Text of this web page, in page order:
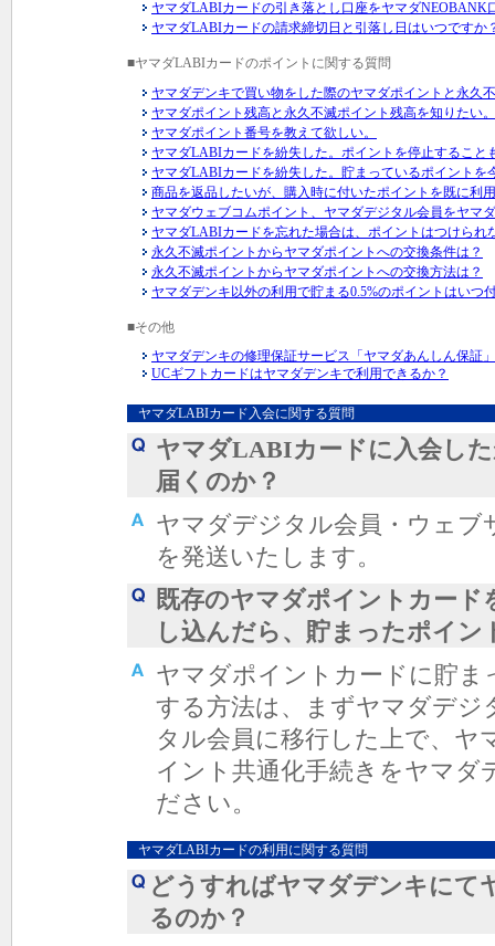
ヤマダLABIカードの引き落とし口座をヤマダNEOBANK
ヤマダLABIカードの請求締切日と引落し日はいつですか
■ヤマダLABIカードのポイントに関する質問
ヤマダデンキで買い物をした際のヤマダポイントと永久
ヤマダポイント残高と永久不滅ポイント残高を知りたい。
ヤマダポイント番号を教えて欲しい。
ヤマダLABIカードを紛失した。ポイントを停止すること
ヤマダLABIカードを紛失した。貯まっているポイント
商品を返品したいが、購入時に付いたポイントを既に利
ヤマダウェブコムポイント、ヤマダデジタル会員をヤマ
ヤマダLABIカードを忘れた場合は、ポイントはつけられ
永久不滅ポイントからヤマダポイントへの交換条件は？
永久不滅ポイントからヤマダポイントへの交換方法は？
ヤマダデンキ以外の利用で貯まる0.5%のポイントはいつ
■その他
ヤマダデンキの修理保証サービス「ヤマダあんしん保証
UCギフトカードはヤマダデンキで利用できるか？
ヤマダLABIカード入会に関する質問
ヤマダLABIカードに入会し
届くのか？
ヤマダデジタル会員・ウェブ
を発送いたします。
既存のヤマダポイントカー
し込んだら、貯まったポイン
ヤマダポイントカードに貯
する方法は、まずヤマダデジ
タル会員に移行した上で、
イント共通化手続きをヤマ
ださい。
ヤマダLABIカードの利用に関する質問
どうすればヤマダデンキにて
るのか？